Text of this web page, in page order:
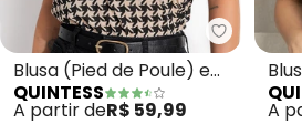
Quintess
Blusa (Pied de Poule) em
Malha de Viscose
QUINTESS
A partir deR$ 59,99 A